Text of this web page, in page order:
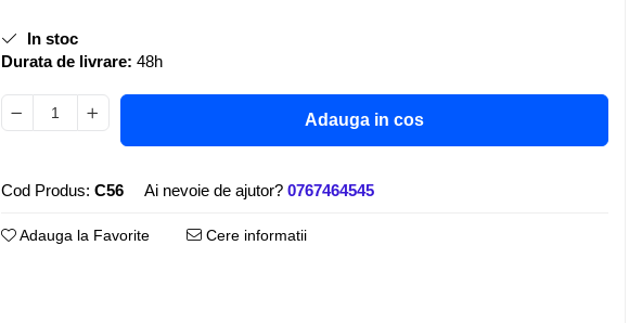
In stoc
Durata de livrare: 48h
Adauga in cos
Cod Produs: C56 Ai nevoie de ajutor? 0767464545
Adauga la Favorite Cere informatii